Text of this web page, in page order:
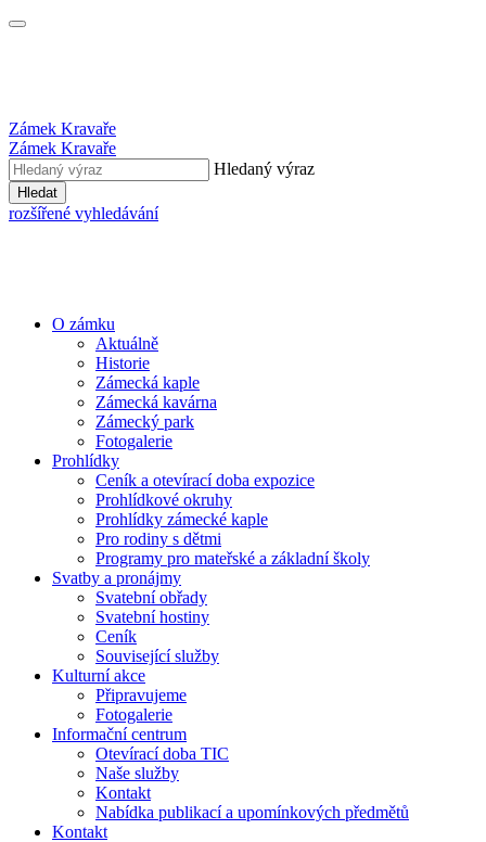
Zámek Kravaře
Zámek Kravaře
Hledaný výraz
Hledat
rozšířené vyhledávání
O zámku
Aktuálně
Historie
Zámecká kaple
Zámecká kavárna
Zámecký park
Fotogalerie
Prohlídky
Ceník a otevírací doba expozice
Prohlídkové okruhy
Prohlídky zámecké kaple
Pro rodiny s dětmi
Programy pro mateřské a základní školy
Svatby a pronájmy
Svatební obřady
Svatební hostiny
Ceník
Související služby
Kulturní akce
Připravujeme
Fotogalerie
Informační centrum
Otevírací doba TIC
Naše služby
Kontakt
Nabídka publikací a upomínkových předmětů
Kontakt